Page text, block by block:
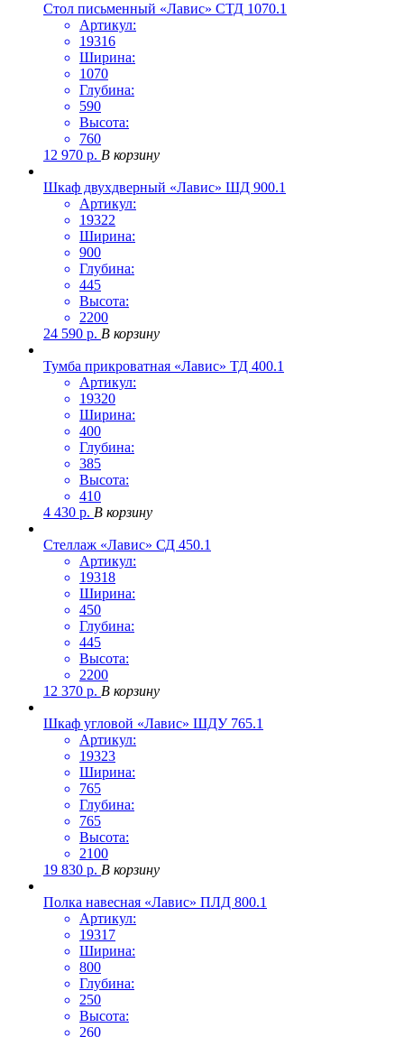
Стол письменный «Лавис» СТД 1070.1
Артикул:
19316
Ширина:
1070
Глубина:
590
Высота:
760
12 970 р. В корзину
Шкаф двухдверный «Лавис» ШД 900.1
Артикул:
19322
Ширина:
900
Глубина:
445
Высота:
2200
24 590 р. В корзину
Тумба прикроватная «Лавис» ТД 400.1
Артикул:
19320
Ширина:
400
Глубина:
385
Высота:
410
4 430 р. В корзину
Стеллаж «Лавис» СД 450.1
Артикул:
19318
Ширина:
450
Глубина:
445
Высота:
2200
12 370 р. В корзину
Шкаф угловой «Лавис» ШДУ 765.1
Артикул:
19323
Ширина:
765
Глубина:
765
Высота:
2100
19 830 р. В корзину
Полка навесная «Лавис» ПЛД 800.1
Артикул:
19317
Ширина:
800
Глубина:
250
Высота:
260